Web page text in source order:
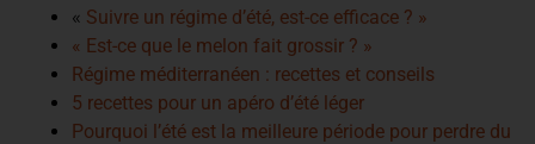
« Suivre un régime d’été, est-ce efficace ? »
« Est-ce que le melon fait grossir ? »
Régime méditerranéen : recettes et conseils
5 recettes pour un apéro d’été léger
Pourquoi l’été est la meilleure période pour perdre du